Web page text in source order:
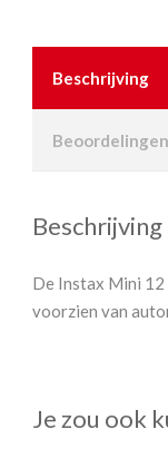
Beschrijving
Beschrijving
De Instax Mini 12
voorzien van
Je zou ook